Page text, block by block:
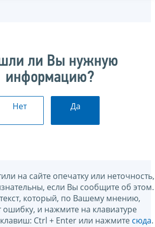
ли Вы нужную
информацию?
Нет Да
на сайте опечатку или неточность,
если Вы сообщите об этом.
который, по Вашему мнению,
ошибку, и нажмите на клавиатуре
Ctrl + Enter или нажмите сюда.